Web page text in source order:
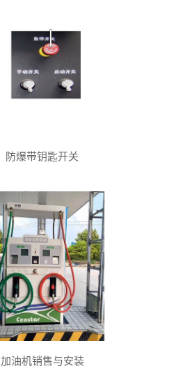
防爆带钥匙开关
加油机销售与安装